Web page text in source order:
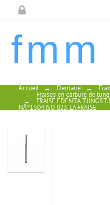
fmm
Accueil → Dentaire →
→ Fraises en carbure de
→ FRAISE EDENTA
NÂ°1504 ISO 023, LA FRAISE